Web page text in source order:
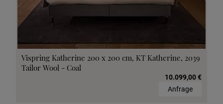
Vispring Katherine 200 x 200 cm, KT Katherine, 2039
Tailor Wool - Coal
10.099,00 €
Anfrage